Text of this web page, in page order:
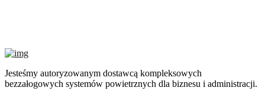
Jesteśmy autoryzowanym dostawcą kompleksowych
bezzałogowych systemów powietrznych dla biznesu i administracji.